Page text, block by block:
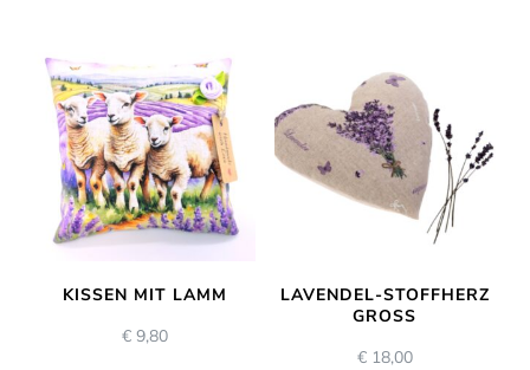
KISSEN MIT LAMM
€ 9,80
LAVENDEL-STOFFHERZ
GROSS
€18,00